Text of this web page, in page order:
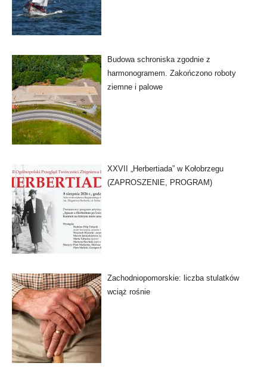
Budowa schroniska zgodnie z
harmonogramem. Zakończono roboty
ziemne i palowe
XXVII „Herbertiada” w Kołobrzegu
(ZAPROSZENIE, PROGRAM)
Zachodniopomorskie: liczba stulatków
wciąż rośnie